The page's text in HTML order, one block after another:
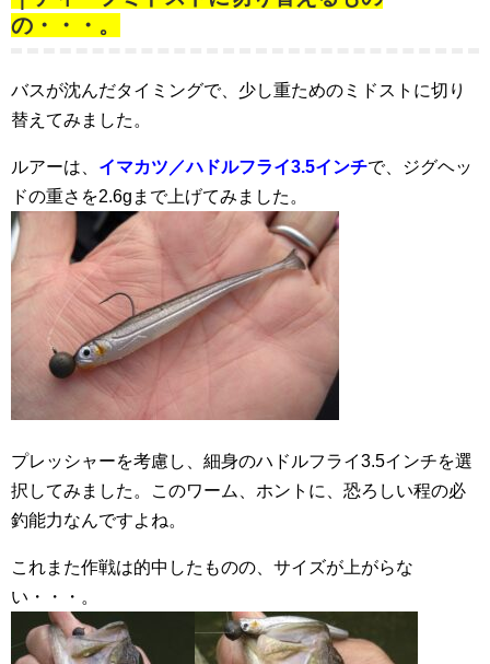
の・・・。
バスが沈んだタイミングで、少し重ためのミドストに切り
替えてみました。
ルアーは、 イマカツ／ハドルフライ3.5インチで、ジグヘッ
ドの重さを2.6gまで上げてみました。
プレッシャーを考慮し、細身のハドルフライ3.5インチを選
択してみました。このワーム、ホントに、恐ろしい程の必
釣能力なんですよね。
これまた作戦は的中したものの、サイズが上がらな
い・・・。